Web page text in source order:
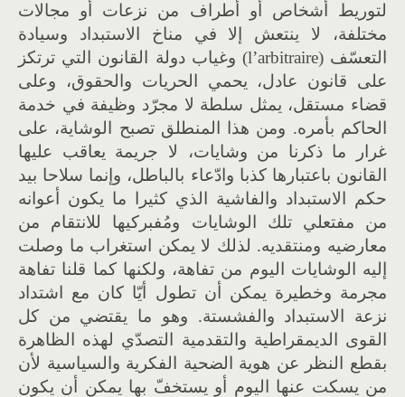
لتوريط أشخاص أو أطراف من نزعات أو مجالات
مختلفة، لا ينتعش إلا في مناخ الاستبداد وسيادة
التعسّف (l’arbitraire) وغياب دولة القانون التي ترتكز
على قانون عادل، يحمي الحريات والحقوق، وعلى
قضاء مستقل، يمثل سلطة لا مجرّد وظيفة في خدمة
الحاكم بأمره. ومن هذا المنطلق تصبح الوشاية، على
غرار ما ذكرنا من وشايات، لا جريمة يعاقب عليها
القانون باعتبارها كذبا وادّعاء بالباطل، وإنما سلاحا بيد
حكم الاستبداد والفاشية الذي كثيرا ما يكون أعوانه
من مفتعلي تلك الوشايات ومُفبركيها للانتقام من
معارضيه ومنتقديه. لذلك لا يمكن استغراب ما وصلت
إليه الوشايات اليوم من تفاهة، ولكنها كما قلنا تفاهة
مجرمة وخطيرة يمكن أن تطول أيّا كان مع اشتداد
نزعة الاستبداد والفشستة. وهو ما يقتضي من كل
القوى الديمقراطية والتقدمية التصدّي لهذه الظاهرة
بقطع النظر عن هوية الضحية الفكرية والسياسية لأن
من يسكت عنها اليوم أو يستخفّ بها يمكن أن يكون